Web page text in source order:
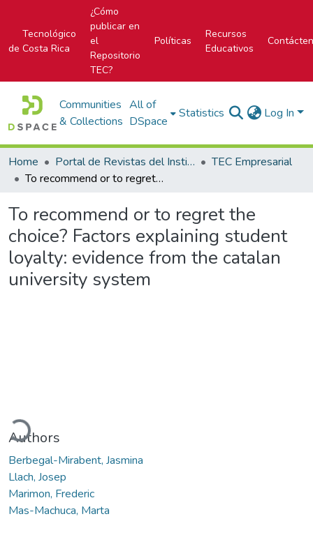
Tecnológico
de Costa Rica
¿Cómo
publicar en
el
Repositorio
TEC?
Políticas
Recursos
Educativos
Communities
& Collections
All of
DSpace
Statistics Log In
Home Portal de Revistas del Instituto Tecnológico de Costa Rica
TEC Empresarial
To recommend or to regret the choice? Factors explaining student loyalty: evidence from the catalan university system
To recommend or to regret the
choice? Factors explaining student
loyalty: evidence from the catalan
university system
Loading...
Authors
Berbegal-Mirabent, Jasmina
Llach, Josep
Marimon, Frederic
Mas-Machuca, Marta